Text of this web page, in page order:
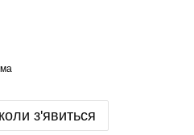
з'явиться